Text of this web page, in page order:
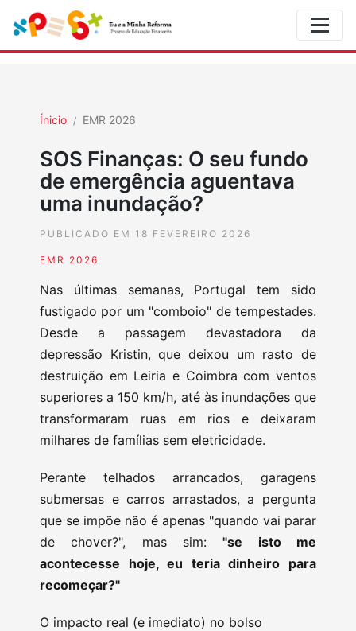
Ínicio EMR 2026
SOS Finanças: O seu fundo
de emergência aguentava
uma inundação?
PUBLICADO EM 18 FEVEREIRO 2026
EMR 2026
Nas últimas semanas, Portugal tem sido
fustigado por um "comboio" de tempestades.
Desde a passagem devastadora da
depressão Kristin, que deixou um rasto de
destruição em Leiria e Coimbra com ventos
superiores a 150 km/h, até às inundações que
transformaram ruas em rios e deixaram
milhares de famílias sem eletricidade.
Perante telhados arrancados, garagens
submersas e carros arrastados, a pergunta
que se impõe não é apenas "quando vai parar
de chover?", mas sim:"se isto me
acontecesse hoje, eu teria dinheiro para
recomeçar?"
O impacto real (e imediato) no bolso